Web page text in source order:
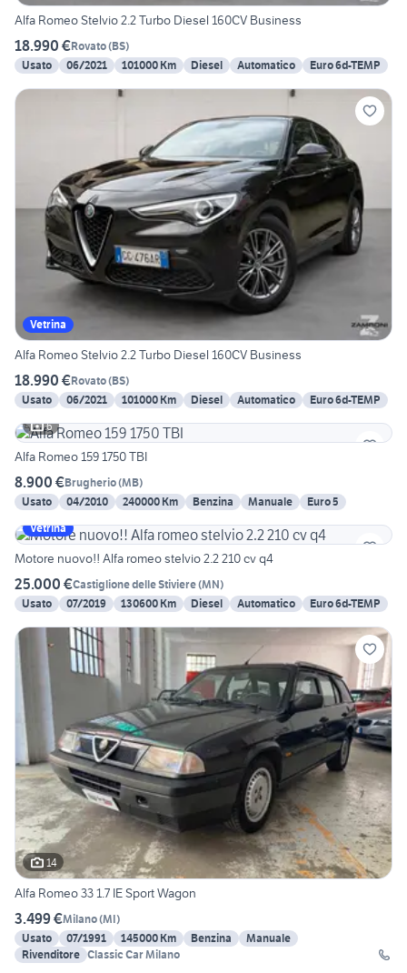
Alfa Romeo Stelvio 2.2 Turbo Diesel 160CV Business
18.990 €Rovato(BS)
Usato
06/2021 101000 Km Diesel Automatico Euro 6d-TEMP
Vetrina
Alfa Romeo Stelvio 2.2 Turbo Diesel 160CV Business
18.990 €Rovato(BS)
Usato
06/2021 101000 Km Diesel Automatico
Euro 6d-TEMP
6
Alfa Romeo 159 1750 TBI
8.900 €Brugherio(MB)
Usato
04/2010 240000 Km Benzina Manuale
Euro 5
Vetrina
Motore nuovo!! Alfa romeo stelvio 2.2 210 cv q4
25.000 €Castiglione delle Stiviere(MN)
Usato
07/2019 130600 Km Diesel Automatico Euro 6d-TEMP
14
Alfa Romeo 33 1.7 IE Sport Wagon
3.499 €Milano(MI)
Usato
07/1991 145000 Km Benzina
Manuale
Rivenditore Classic Car Milano